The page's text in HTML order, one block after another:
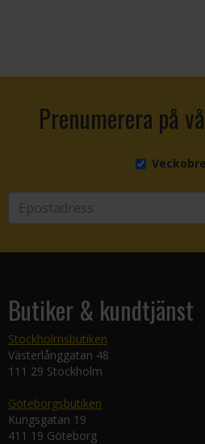
Prenumerera på
Butiker & kundtjänst
Stockholmsbutiken
Västerlånggatan 48
111 29 Stockholm
Göteborgsbutiken
Kungsgatan 19
411 19 Göteborg